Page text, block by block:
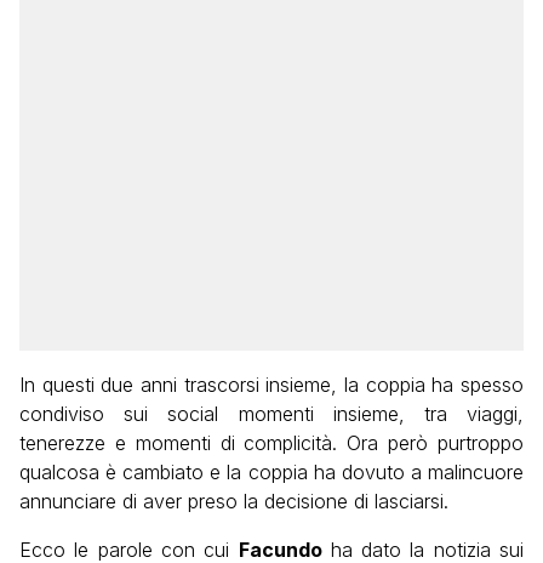
In questi due anni trascorsi insieme, la coppia ha spesso
condiviso sui social momenti insieme, tra viaggi,
tenerezze e momenti di complicità. Ora però purtroppo
qualcosa è cambiato e la coppia ha dovuto a malincuore
annunciare di aver preso la decisione di lasciarsi.
Ecco le parole con cui Facundoha dato la notizia sui